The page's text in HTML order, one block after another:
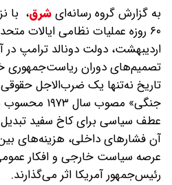
به گزارش گروه رسانه‌ایشرق، با
اردیبهشت، دولت دونالد ترامپ
تصمیم‌های دوران ریاست‌جمهوری
تاریخ نه‌تنها یک ضرب‌الاجل
جنگی» مصوب
عطف سیاسی برای کاخ سفید
آن فشار‌های داخلی، هزینه‌های
عرصه سیاست خارجی و افکار
رئیس‌جمهور آمریکا اثر می‌گذارند.